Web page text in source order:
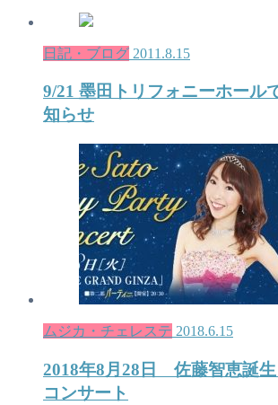
日記・ブログ 2011.8.15
9/21 墨田トリフォニーホール
知らせ
ムジカ・チェレステ 2018.6.15
2018年8月28日 佐藤智恵誕
コンサート